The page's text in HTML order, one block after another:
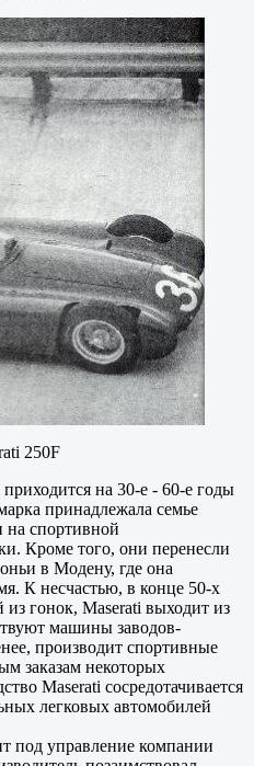
250F
на 30-е - 60-е годы
принадлежала семье
спортивной
Кроме того, они перенесли
в Модену, где она
К несчастью, в конце 50-х
из гонок, Maserati выходит из
машины заводов-
производит спортивные
заказам некоторых
Maserati сосредотачивается
легковых автомобилей
под управление компании